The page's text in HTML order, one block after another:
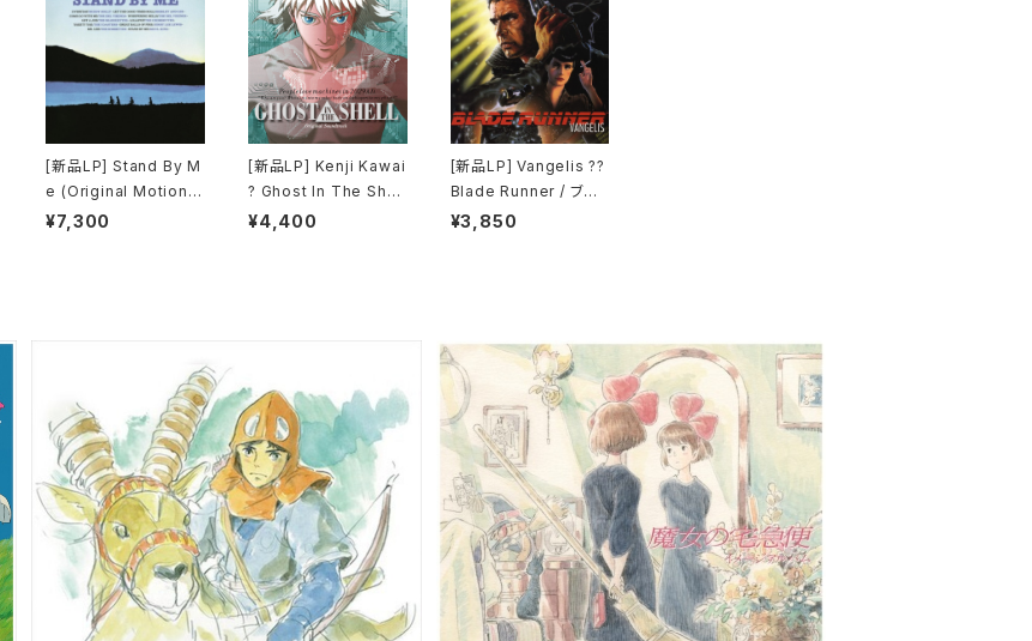
[新品LP] Stand By M
e (Original Motion P
icture Soundtrack) /
¥7,300
[新品LP] Kenji Kawai
? Ghost In The Shell
(Original Soundtrac
¥4,400
[新品LP] Vangelis ??
Blade Runner / ブレ
ードランナー
¥3,850